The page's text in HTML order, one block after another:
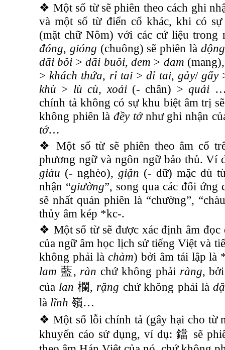
❖ Một số từ sẽ phiên theo cách ghi
và một số từ điển cổ khác, khi có
(mặt chữ Nôm) với các cứ liệu trong
đóng, gióng (chuông) sẽ phiên là dộng
đãi bôi >đãi buôi, đem > đam
> khách thứa, rỉ tai >dỉ tai, gảy/gẩy
khù > lù cù, xoải (- chân) >quải …
chính tả không có sự khu biệt âm trị
không phiên làđềy tớnhư ghi nhận
tớ…
❖ Một số từ sẽ phiên theo âm cổ
phương ngữ và ngôn ngữ bảo thủ. Ví
giàu (- nghèo), giận (- dữ) mặc dù
nhận “giường”, song qua các đối ứng
sẽ nhất quán phiên là “chường”,
thủy âm kép *kc-.
❖ Một số từ sẽ được xác định âm đọc
của ngữ âm học lịch sử tiếng Việt và
không phải là chàm) bởi âm tái lập là
lam 藍, ràn chứ không phải ràng,
của lan 欄, rặng chứ không phải là
là lĩnh 嶺…
❖ Một số lỗi chính tả (gây hại cho từ
khuyến cáo sử dụng, ví dụ:鐺 sẽ